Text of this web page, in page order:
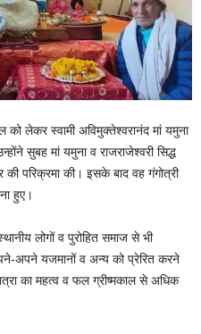
लेकर स्वामी अविमुक्तेश्वरानंद मां यमुना
सुबह मां यमुना व राजराजेश्वरी सिद्ध
की परिक्रमा की। इसके बाद वह गंगोत्री
हुए।
लोगों व पुरोहित समाज से भी
अपने यजमानों व अन्य को प्रेरित करने
का महत्व व फल ग्रीष्मकाल से अधिक